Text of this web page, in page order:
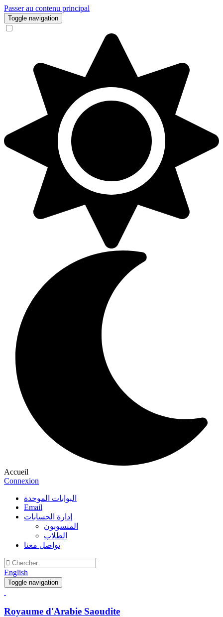
Passer au contenu principal
Toggle navigation
Accueil
Connexion
البوابات الموحدة
Email
إدارة الحسابات
المنسوبون
الطلاب
تواصل معنا
English
Toggle navigation
Royaume d'Arabie Saoudite